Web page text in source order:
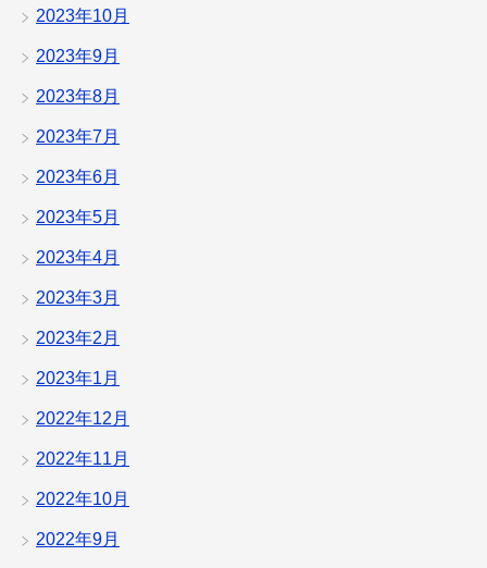
2023年10月
2023年9月
2023年8月
2023年7月
2023年6月
2023年5月
2023年4月
2023年3月
2023年2月
2023年1月
2022年12月
2022年11月
2022年10月
2022年9月